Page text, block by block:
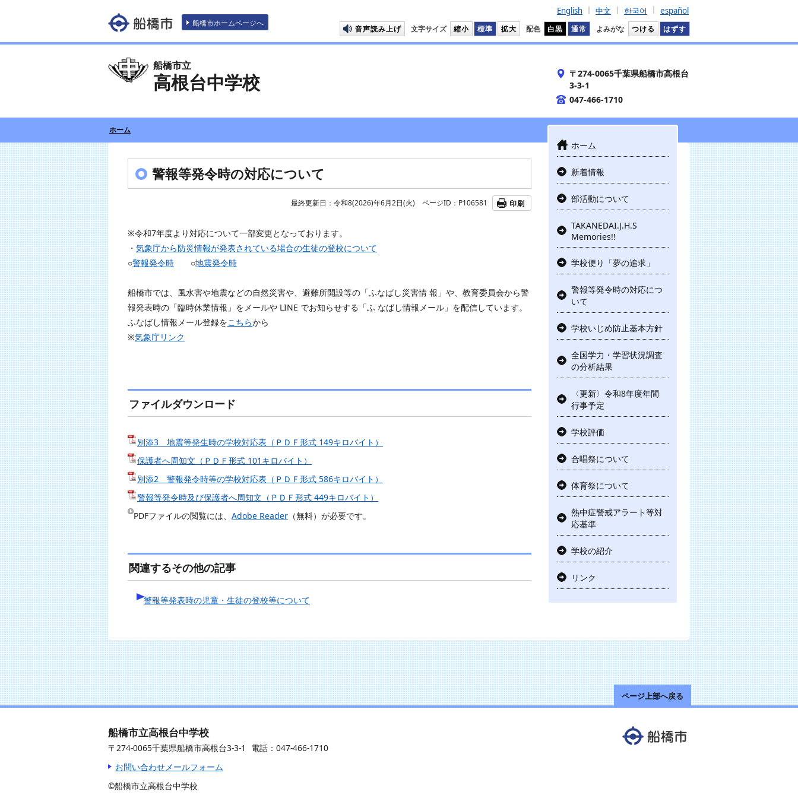
船橋市ホームページへ
English 中文 한국어 español
音声読み上げ 文字サイズ 縮小 標準 拡大 配色 白黒 通常 よみがな つける はずす
船橋市立
高根台中学校
〒274-0065千葉県船橋市高根台
3-3-1
047-466-1710
ホーム
ホーム
新着情報
部活動について
TAKANEDAI.J.H.S
Memories!!
学校便り「夢の追求」
警報等発令時の対応につ
いて
学校いじめ防止基本方針
全国学力・学習状況調査
の分析結果
〈更新〉令和8年度年間
行事予定
学校評価
合唱祭について
体育祭について
熱中症警戒アラート等対
応基準
学校の紹介
リンク
警報等発令時の対応について
最終更新日：令和8(2026)年6月2日(火) ページID：P106581 印刷
※令和7年度より対応について一部変更となっております。
・ 気象庁から防災情報が発表されている場合の生徒の登校について
○警報発令時 ○地震発令時
船橋市では、風水害や地震などの自然災害や、避難所開設等の「ふなばし災害情 報」や、教育委員会から警
報発表時の「臨時休業情報」をメールや LINE でお知らせする「ふ なばし情報メール」を配信しています。
ふなばし情報メール登録をこちらから
※気象庁リンク
ファイルダウンロード
別添3 地震等発生時の学校対応表（ＰＤＦ形式 149キロバイト）
保護者へ周知文（ＰＤＦ形式 101キロバイト）
別添2 警報発令時等の学校対応表（ＰＤＦ形式 586キロバイト）
警報等発令時及び保護者へ周知文（ＰＤＦ形式 449キロバイト）
PDFファイルの閲覧には、 Adobe Reader （無料）が必要です。
関連するその他の記事
警報等発表時の児童・生徒の登校等について
ページ上部へ戻る
船橋市立高根台中学校
〒274-0065千葉県船橋市高根台3-3-1
電話：047-466-1710
お問い合わせメールフォーム
©船橋市立高根台中学校